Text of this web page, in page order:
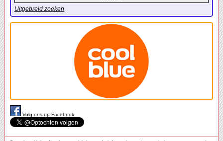
Uitgebreid zoeken
Volg ons op Facebook